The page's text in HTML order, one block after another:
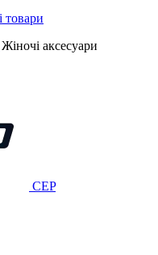
Жіночі аксесуари
CEP